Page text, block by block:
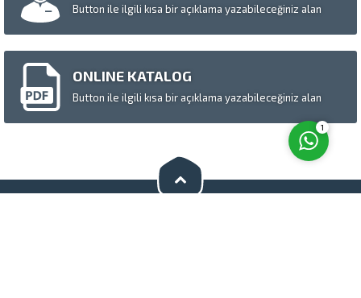
Button ile ilgili kısa bir açıklama yazabileceğiniz alan
ONLINE KATALOG
Button ile ilgili kısa bir açıklama yazabileceğiniz alan
Cevap Yaz
1